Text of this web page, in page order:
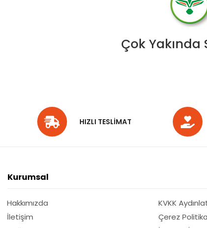
Çok Yakında
HIZLI TESLİMAT
Kurumsal
Hakkımızda
İletişim
KVKK
Çerez